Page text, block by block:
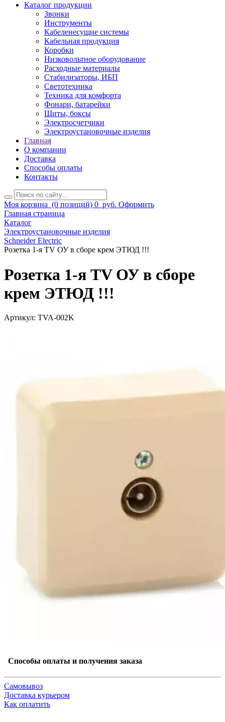
Каталог продукции
Звонки
Инструменты
Кабеленесущие системы
Кабельная продукция
Коробки
Низковольтное оборудование
Расходные материалы
Стабилизаторы, ИБП
Светотехника
Техника для комфорта
Фонари, батарейки
Щиты, боксы
Электросчетчики
Электроустановочные изделия
Главная
О компании
Доставка
Способы оплаты
Контакты
Моя корзина (0 позиций) 0 руб. Оформить
Главная страница
Каталог
Электроустановочные изделия
Schneider Electric
Розетка 1-я TV ОУ в сборе крем ЭТЮД !!!
Розетка 1-я TV ОУ в сборе
крем ЭТЮД !!!
Артикул: TVA-002K
Способы оплаты и получения заказа
Самовывоз
Доставка курьером
Как оплатить